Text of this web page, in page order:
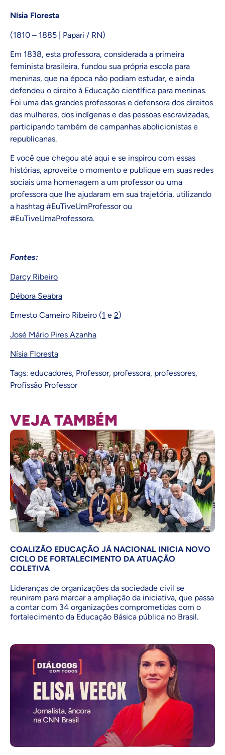
Nísia Floresta
(1810 – 1885 | Papari / RN)
Em 1838, esta professora, considerada a primeira
feminista brasileira, fundou sua própria escola para
meninas, que na época não podiam estudar, e ainda
defendeu o direito à Educação científica para meninas.
Foi uma das grandes professoras e defensora dos direitos
das mulheres, dos indígenas e das pessoas escravizadas,
participando também de campanhas abolicionistas e
republicanas.
E você que chegou até aqui e se inspirou com essas
histórias, aproveite o momento e publique em suas redes
sociais uma homenagem a um professor ou uma
professora que lhe ajudaram em sua trajetória, utilizando
a hashtag #EuTiveUmProfessor ou
#EuTiveUmaProfessora.
Fontes:
Darcy Ribeiro
Débora Seabra
Ernesto Carneiro Ribeiro (1 e 2)
José Mário Pires Azanha
Nísia Floresta
Tags: educadores, Professor, professora, professores,
Profissão Professor
VEJA TAMBÉM
COALIZÃO EDUCAÇÃO JÁ NACIONAL INICIA NOVO
CICLO DE FORTALECIMENTO DA ATUAÇÃO
COLETIVA
Lideranças de organizações da sociedade civil se
reuniram para marcar a ampliação da iniciativa, que passa
a contar com 34 organizações comprometidas com o
fortalecimento da Educação Básica pública no Brasil.